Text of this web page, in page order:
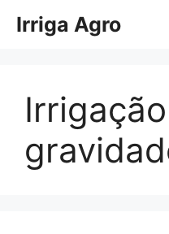
paraIrriga Agro